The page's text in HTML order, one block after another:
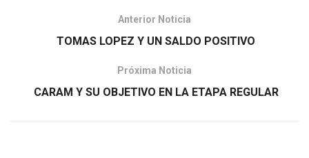
Anterior Noticia
TOMAS LOPEZ Y UN SALDO POSITIVO
Próxima Noticia
CARAM Y SU OBJETIVO EN LA ETAPA REGULAR